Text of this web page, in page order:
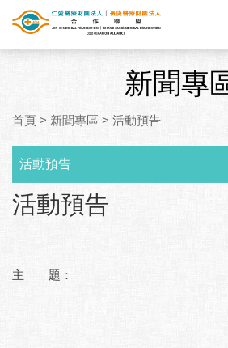
新聞專
首頁 > 新聞專區 > 活動預告
活動預告
:::
活動預告
主 題：